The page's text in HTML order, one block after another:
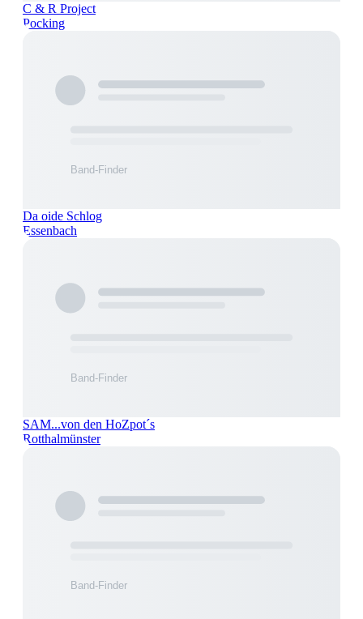
C & R Project
Pocking
Da oide Schlog
Essenbach
SAM...von den HoZpot´s
Rotthalmünster